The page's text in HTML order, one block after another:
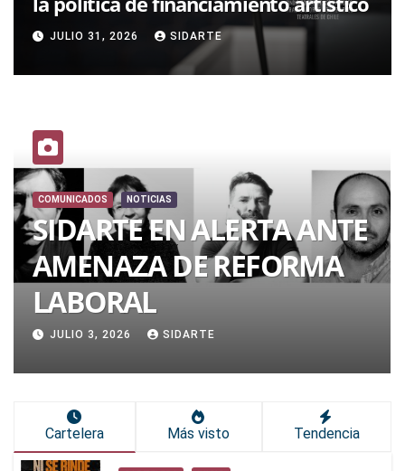
JULIO 31, 2026 SIDARTE
ANTE
COMUNICADOS DIRECTIVA NOTICIAS
¡No a los recortes en
Cultura!
JUNIO 25, 2026
Cartelera Más visto Tendencia